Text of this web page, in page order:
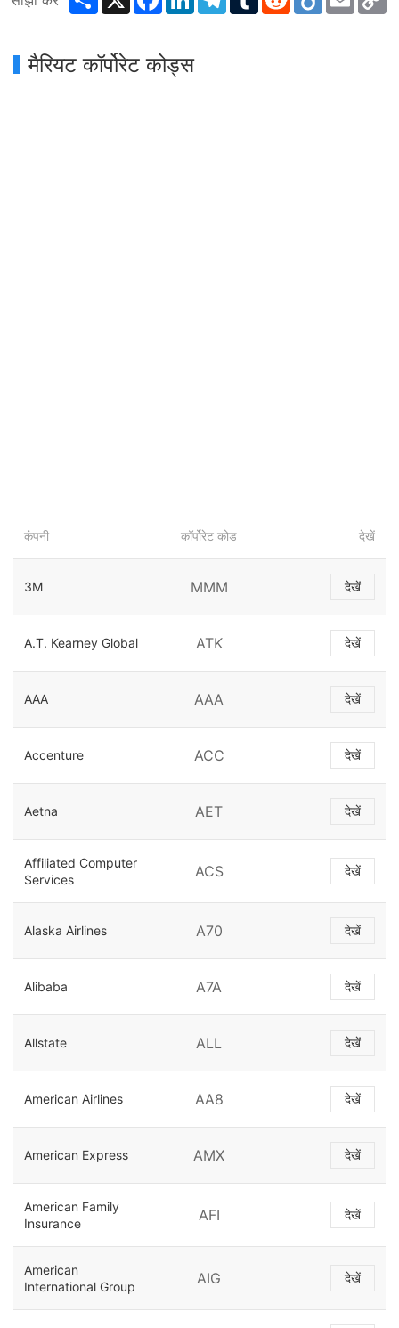
मैरियट कॉर्पोरेट कोड्स
कंपनी कॉर्पोरेट कोड देखें
3M MMM देखें
A.T. Kearney Global ATK देखें
AAA AAA देखें
Accenture ACC देखें
Aetna AET देखें
Affiliated Computer
Services
ACS देखें
Alaska Airlines A70 देखें
Alibaba A7A देखें
Allstate ALL देखें
American Airlines AA8 देखें
American Express AMX देखें
American Family
Insurance
AFI देखें
American
International Group
AIG देखें